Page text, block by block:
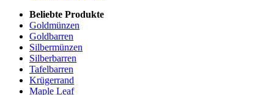
Beliebte Produkte
Goldmünzen
Goldbarren
Silbermünzen
Silberbarren
Tafelbarren
Krügerrand
Maple Leaf